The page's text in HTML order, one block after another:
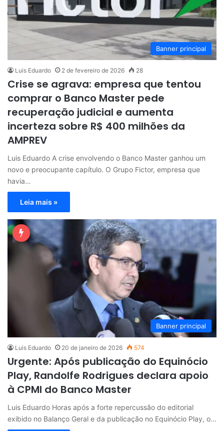
Banner principal
Luis Eduardo 2 de fevereiro de 2026 28
Crise se agrava: empresa que tentou
comprar o Banco Master pede
recuperação judicial e aumenta
incerteza sobre R$ 400 milhões da
AMPREV
Luis Eduardo A crise envolvendo o Banco Master ganhou um
novo e preocupante capítulo. O Grupo Fictor, empresa que
havia…
Leia mais »
Banner principal
Luis Eduardo 20 de janeiro de 2026 574
Urgente: Após publicação do Equinócio
Play, Randolfe Rodrigues declara apoio
à CPMI do Banco Master
Luis Eduardo Horas após a forte repercussão do editorial
exibido no Balanço Geral e da publicação no Equinócio Play, o…